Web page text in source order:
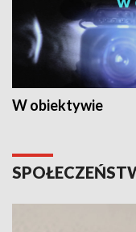
W obiektywie